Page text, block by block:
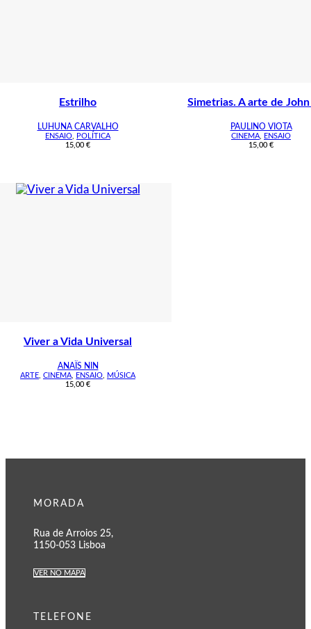
Estrilho
LUHUNA CARVALHO
ENSAIO
POLÍTICA
15,00 €
Simetrias. A arte de
PAULINO VIOTA
CINEMA
ENSAIO
15,00 €
Viver a Vida Universal
ANAÏS NIN
ARTE CINEMA ENSAIO
MÚSICA
15,00 €
MORADA
Rua de Arroios 25,
1150-053 Lisboa
VER NO MAPA
TELEFONE